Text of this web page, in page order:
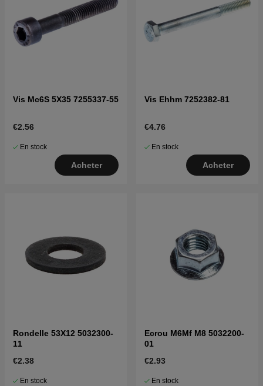
Vis Mc6S 5X35 7255337-55
€2.56
En stock
Acheter
Vis Ehhm 7252382-81
€4.76
En stock
Acheter
Rondelle 53X12 5032300-
11
€2.38
En stock
Ecrou M6Mf M8 5032200-
01
€2.93
En stock